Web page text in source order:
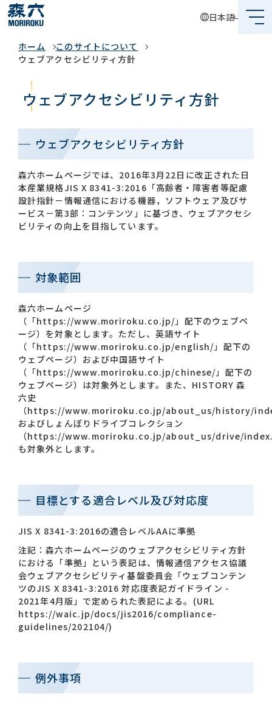
日本語
森六って何？
企業情報
事業内容
サステナビリティ
投資家情報
採用情報
お問い合わせ一覧
おすすめキーワード
#会社概要 #森六って何？
#グローバルネットワーク
ホーム
このサイトについて
ウェブアクセシビリティ方針
ウェブアクセシビリティ方針
ウェブアクセシビリティ方針
森六ホームページでは、2016年3月22日に改正された日
本産業規格JIS X 8341-3:2016「高齢者・障害者等配慮
設計指針－情報通信における機器，ソフトウェア及びサ
ービス－第3部：コンテンツ」に基づき、ウェブアクセシ
ビリティの向上を目指しています。
対象範囲
森六ホームページ
（「https://www.moriroku.co.jp/」配下のウェブペ
ージ）を対象とします。ただし、英語サイト
（「https://www.moriroku.co.jp/english/」配下の
ウェブページ）および中国語サイト
（「https://www.moriroku.co.jp/chinese/」配下の
ウェブページ）は対象外とします。また、HISTORY 森
六史
（https://www.moriroku.co.jp/about_us/history/
およびしょんぼりドライブコレクション
（https://www.moriroku.co.jp/about_us/drive/
も対象外とします。
目標とする適合レベル及び対応度
JIS X 8341-3:2016の適合レベルAAに準拠
注記：森六ホームページのウェブアクセシビリティ方針
における「準拠」という表記は、情報通信アクセス協議
会ウェブアクセシビリティ基盤委員会「ウェブコンテン
ツのJIS X 8341-3:2016 対応度表記ガイドライン -
2021年4月版」で定められた表記による。(URL
https://waic.jp/docs/jis2016/compliance-
guidelines/202104/)
例外事項